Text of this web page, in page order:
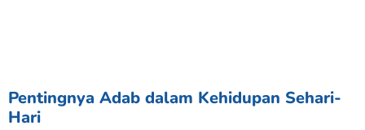
Pentingnya Adab dalam Kehidupan Sehari-
Hari